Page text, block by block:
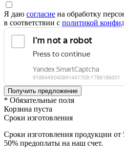
Я даю согласие на обработку
в соответствии с политикой
* Обязательные поля
Корзина пуста
Сроки изготовления
Сроки изготовления продукции от
50% предоплаты на наш счет.